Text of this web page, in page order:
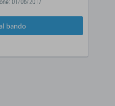
bando